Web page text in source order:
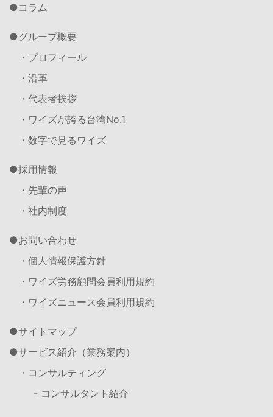
コラム
グループ概要
・プロフィール
・沿革
・代表者挨拶
・ワイズが誇る台湾No.1
・数字で見るワイズ
採用情報
・先輩の声
・社内制度
お問い合わせ
・個人情報保護方針
・ワイズ労務顧問会員利用規約
・ワイズニュース会員利用規約
サイトマップ
サービス紹介（業務案内）
・コンサルティング
- コンサルタント紹介